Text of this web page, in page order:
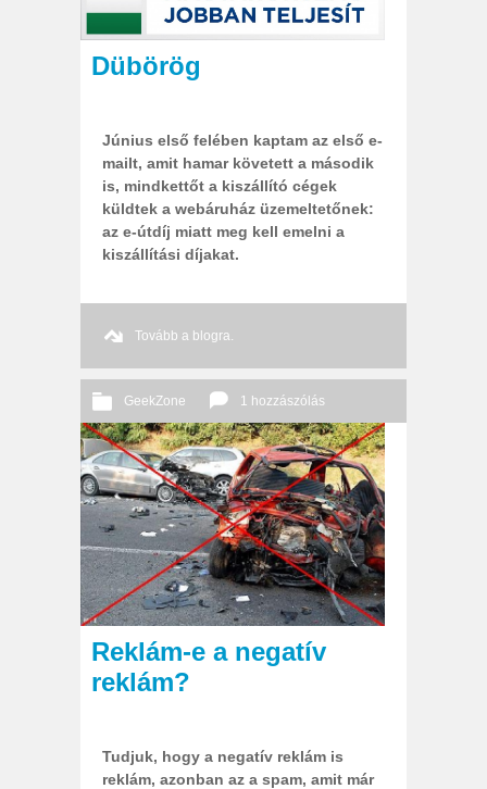
Dübörög
Június első felében kaptam az első e-
mailt, amit hamar követett a második
is, mindkettőt a kiszállító cégek
küldtek a webáruház üzemeltetőnek:
az e-útdíj miatt meg kell emelni a
kiszállítási díjakat.
Tovább a blogra.
GeekZone 1 hozzászólás
2013 02. 19. Őri András
Reklám-e a negatív
reklám?
Tudjuk, hogy a negatív reklám is
reklám, azonban az a spam, amit már